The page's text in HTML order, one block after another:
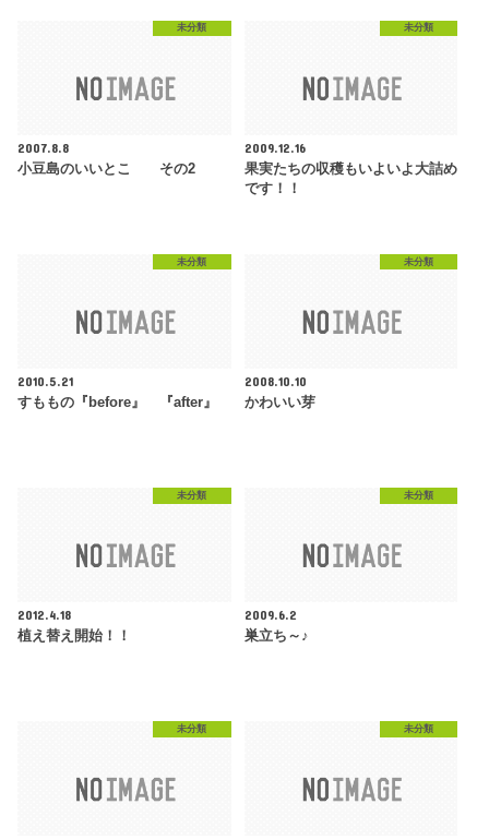
未分類
2007.8.8
小豆島のいいとこ その2
未分類
2009.12.16
果実たちの収穫もいよいよ大詰め
です！！
未分類
2010.5.21
すももの『before』 『after』
未分類
2008.10.10
かわいい芽
未分類
2012.4.18
植え替え開始！！
未分類
2009.6.2
巣立ち～♪
未分類 未分類